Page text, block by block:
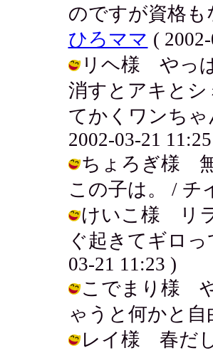
のですが資格
ひろママ (
リヘ様 やっ
消すとアキと
てかくワンち
2002-03-21
ちょろぎ様
この子は。 / チ
けいこ様 リ
ぐ起きてギロ
03-21 11:23 )
こでまり様
ゃうと何かと自
レイ様 春だ